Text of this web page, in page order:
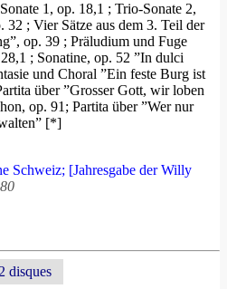
1, op. 18,1 ; Trio-Sonate 2,
32 ; Vier Sätze aus dem 3. Teil der
op. 39 ; Präludium und Fuge
; Sonatine, op. 52 ”In dulci
und Choral ”Ein feste Burg ist
über ”Grosser Gott, wir loben
op. 91; Partita über ”Wer nur
[*]
Schweiz; [Jahresgabe der Willy
disques